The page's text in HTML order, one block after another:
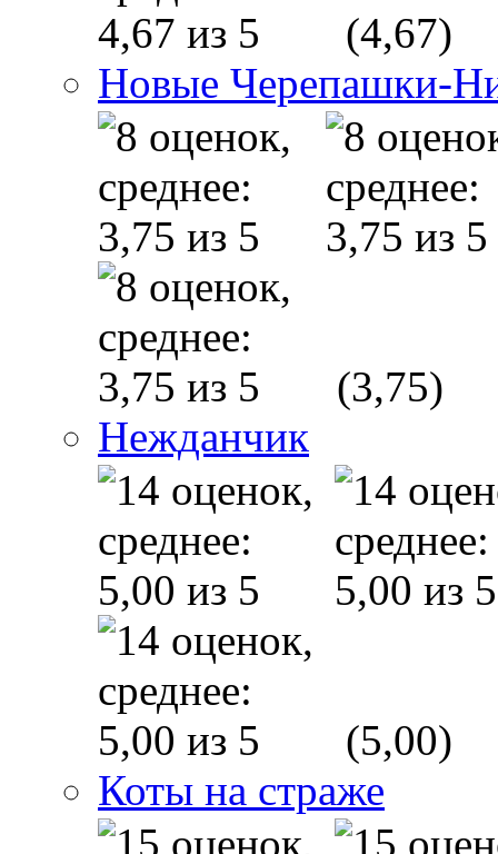
(4,67)
Новые Черепашки-
(3,75)
Нежданчик
(5,00)
Коты на страже